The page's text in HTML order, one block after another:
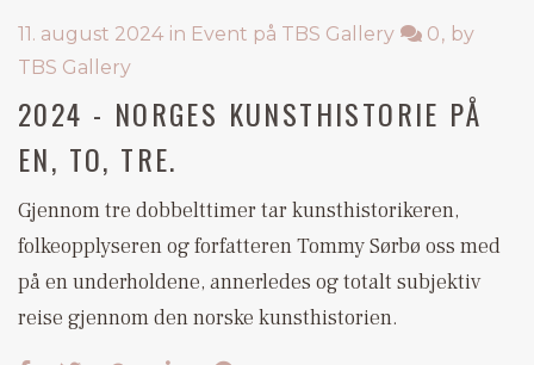
11. august 2024 in Event på TBS Gallery 0
by
TBS Gallery
2024 - NORGES KUNSTHISTORIE PÅ
EN, TO, TRE.
Gjennom tre dobbelttimer tar kunsthistorikeren,
folkeopplyseren og forfatteren Tommy Sørbø oss med
på en underholdene, annerledes og totalt subjektiv
reise gjennom den norske kunsthistorien.